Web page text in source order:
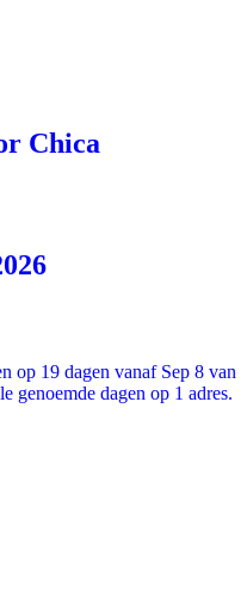
Chica
op 19 dagen vanaf Sep 8 van
genoemde dagen op 1 adres.